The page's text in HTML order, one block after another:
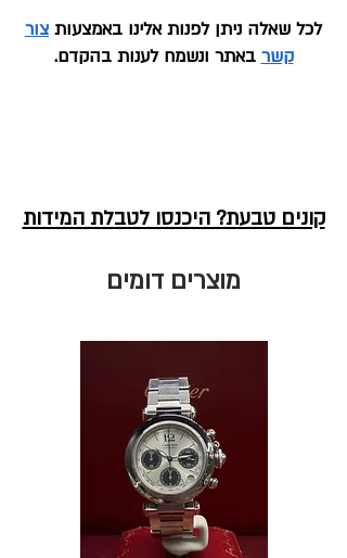
לכל שאלה ניתן לפנות אלינו באמצעות צור
קשר באתר ונשמח לענות בהקדם.
קונים טבעת? היכנסו לטבלת המידות
מוצרים דומים